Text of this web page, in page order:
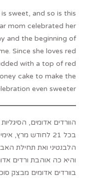
sweet, and so is this
mom celebrated her
and the beginning of
Since she loves red
with a top of red
cake to make the
even sweeter.
הוורדים אדומים,
בכל 21 לחודש
הלבנטיני ואת תחילת
והיא כה אוהבת ורדים
בוורדים אדומים מבצק